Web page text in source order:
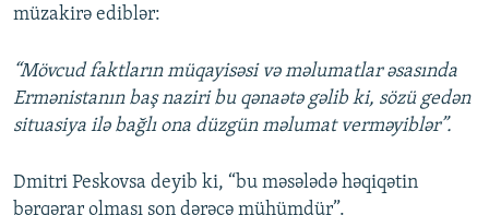
müzakirə ediblər:
“Mövcud faktların müqayisəsi və məlumatlar əsasında
Ermənistanın baş naziri bu qənaətə gəlib ki, sözü gedən
situasiya ilə bağlı ona düzgün məlumat verməyiblər”.
Dmitri Peskovsa deyib ki, “bu məsələdə həqiqətin
bərqərar olması son dərəcə mühümdür”.